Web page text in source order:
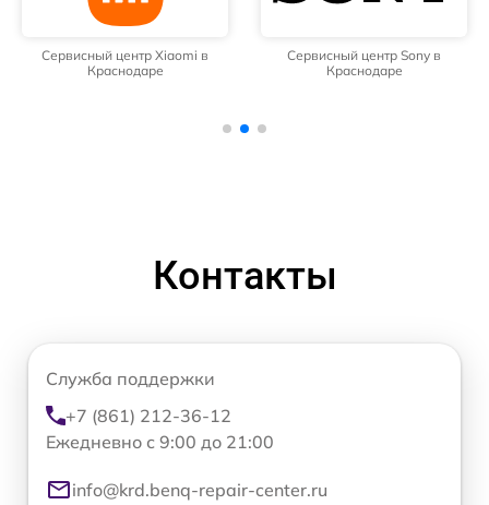
Сервисный центр Xiaomi в
Краснодаре
Сервисный центр Sony в
Краснодаре
Контакты
Служба поддержки
+7 (861) 212-36-12
Ежедневно с 9:00 до 21:00
info@krd.benq-repair-center.ru